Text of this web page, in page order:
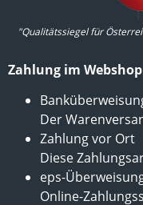
"Qualitätssiegel für
Zahlung im Webshop
Der
Zahlung vor Ort
Diese
eps-
Online-